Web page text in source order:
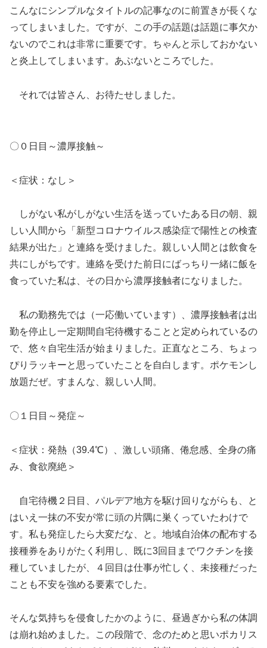
こんなにシンプルなタイトルの記事なのに前置きが長くな
ってしまいました。ですが、この手の話題は話題に事欠か
ないのでこれは非常に重要です。ちゃんと示しておかない
と炎上してしまいます。あぶないところでした。
それでは皆さん、お待たせしました。
〇０日目～濃厚接触～
＜症状：なし＞
しがない私がしがない生活を送っていたある日の朝、親
しい人間から「新型コロナウイルス感染症で陽性との検査
結果が出た」と連絡を受けました。親しい人間とは飲食を
共にしがちです。連絡を受けた前日にばっちり一緒に飯を
食っていた私は、その日から濃厚接触者になりました。
私の勤務先では（一応働いています）、濃厚接触者は出
勤を停止し一定期間自宅待機することと定められているの
で、悠々自宅生活が始まりました。正直なところ、ちょっ
ぴりラッキーと思っていたことを自白します。ポケモンし
放題だぜ。すまんな、親しい人間。
〇１日目～発症～
＜症状：発熱（39.4℃）、激しい頭痛、倦怠感、全身の痛
み、食欲廃絶＞
自宅待機２日目、パルデア地方を駆け回りながらも、と
はいえ一抹の不安が常に頭の片隅に巣くっていたわけで
す。私も発症したら大変だな、と。地域自治体の配布する
接種券をありがたく利用し、既に3回目までワクチンを接
種していましたが、４回目は仕事が忙しく、未接種だった
ことも不安を強める要素でした。
そんな気持ちを侵食したかのように、昼過ぎから私の体調
は崩れ始めました。この段階で、念のためと思いポカリス